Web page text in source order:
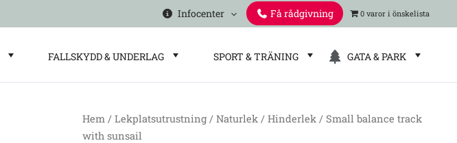
Infocenter Få rådgivning 0 varor
FALLSKYDD & UNDERLAG SPORT & TRÄNING GATA & PARK
Hem /Lekplatsutrustning /Naturlek /Hinderlek / Small balance track
with sunsail
Small